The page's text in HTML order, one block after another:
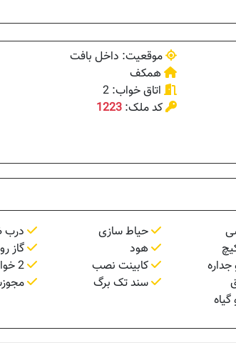
موقعیت: داخل بافت
همکف
اتاق خواب: 2
کد ملک: 1223
حیاط سازی
هود
گاز
جداره کابینت نصب
سند تک برگ